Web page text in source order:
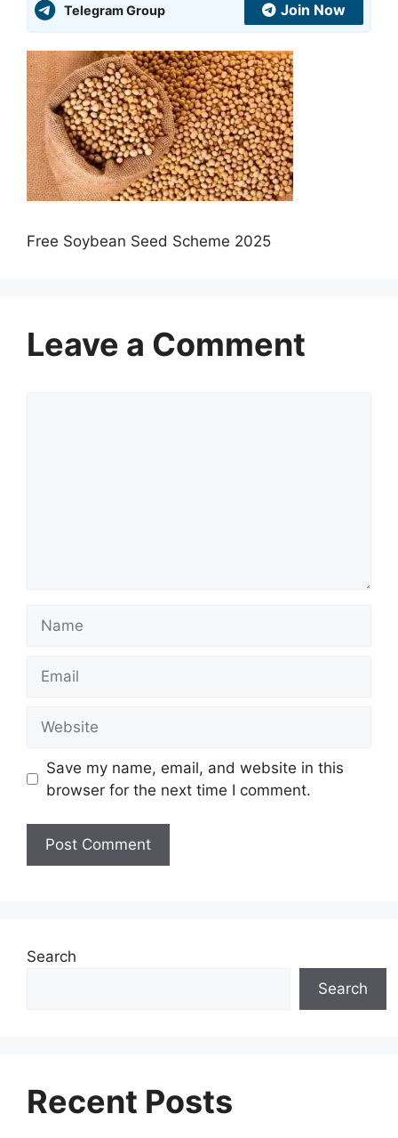
Telegram Group Join Now
Free Soybean Seed Scheme 2025
Leave a Comment
Save my name, email, and website in this
browser for the next time I comment.
Search
Search
Recent Posts